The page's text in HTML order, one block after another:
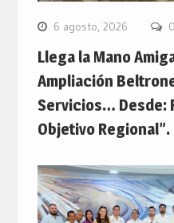
6 agosto, 2026 0
Llega la Mano
Ampliación
Servicios… Desde:
Objetivo Regional”.